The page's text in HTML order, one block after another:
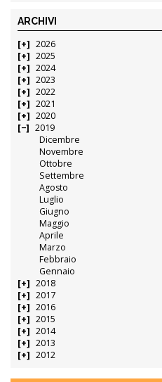
ARCHIVI
2026
2025
2024
2023
2022
2021
2020
2019
Dicembre
Novembre
Ottobre
Settembre
Agosto
Luglio
Giugno
Maggio
Aprile
Marzo
Febbraio
Gennaio
2018
2017
2016
2015
2014
2013
2012